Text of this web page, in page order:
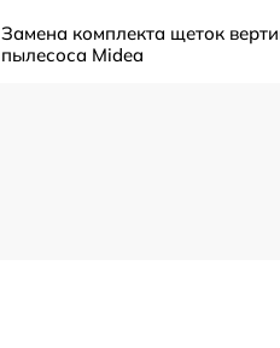
Замена комплекта щеток
пылесоса Midea